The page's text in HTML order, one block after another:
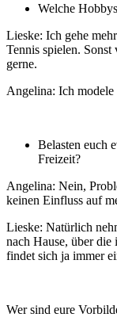
Welche
Lieske: Ich gehe
Tennis spielen.
gerne.
Angelina: Ich
Belasten euch
Freizeit?
Angelina: Nein,
keinen Einfluss auf
Lieske: Natürlich
nach Hause, über die
findet sich ja immer
Wer sind eure